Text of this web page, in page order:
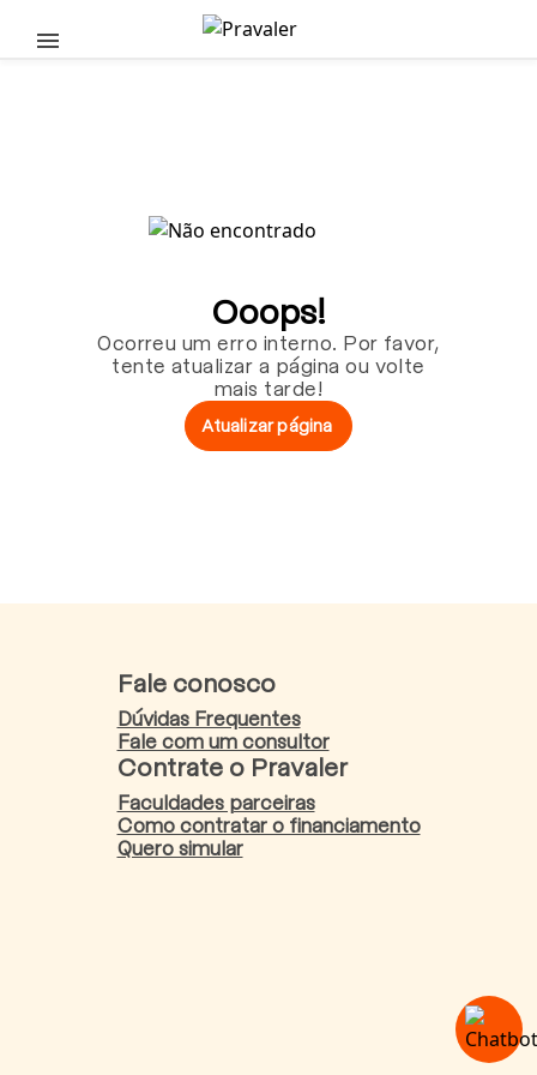
Pular para o conteúdo principal
Ooops!
Ocorreu um erro interno. Por favor,
tente atualizar a página ou volte
mais tarde!
Atualizar página
Fale conosco
Dúvidas Frequentes
Fale com um consultor
Contrate o Pravaler
Faculdades parceiras
Como contratar o financiamento
Quero simular